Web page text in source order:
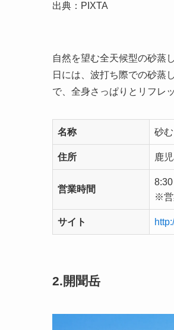
出典：PIXTA
自然を望む全天候型の砂蒸
日には、波打ち際での砂蒸
で、全身さっぱりとリフレ
名称 砂
住所 鹿
営業時間
8:30
※営
サイト
2.開聞岳